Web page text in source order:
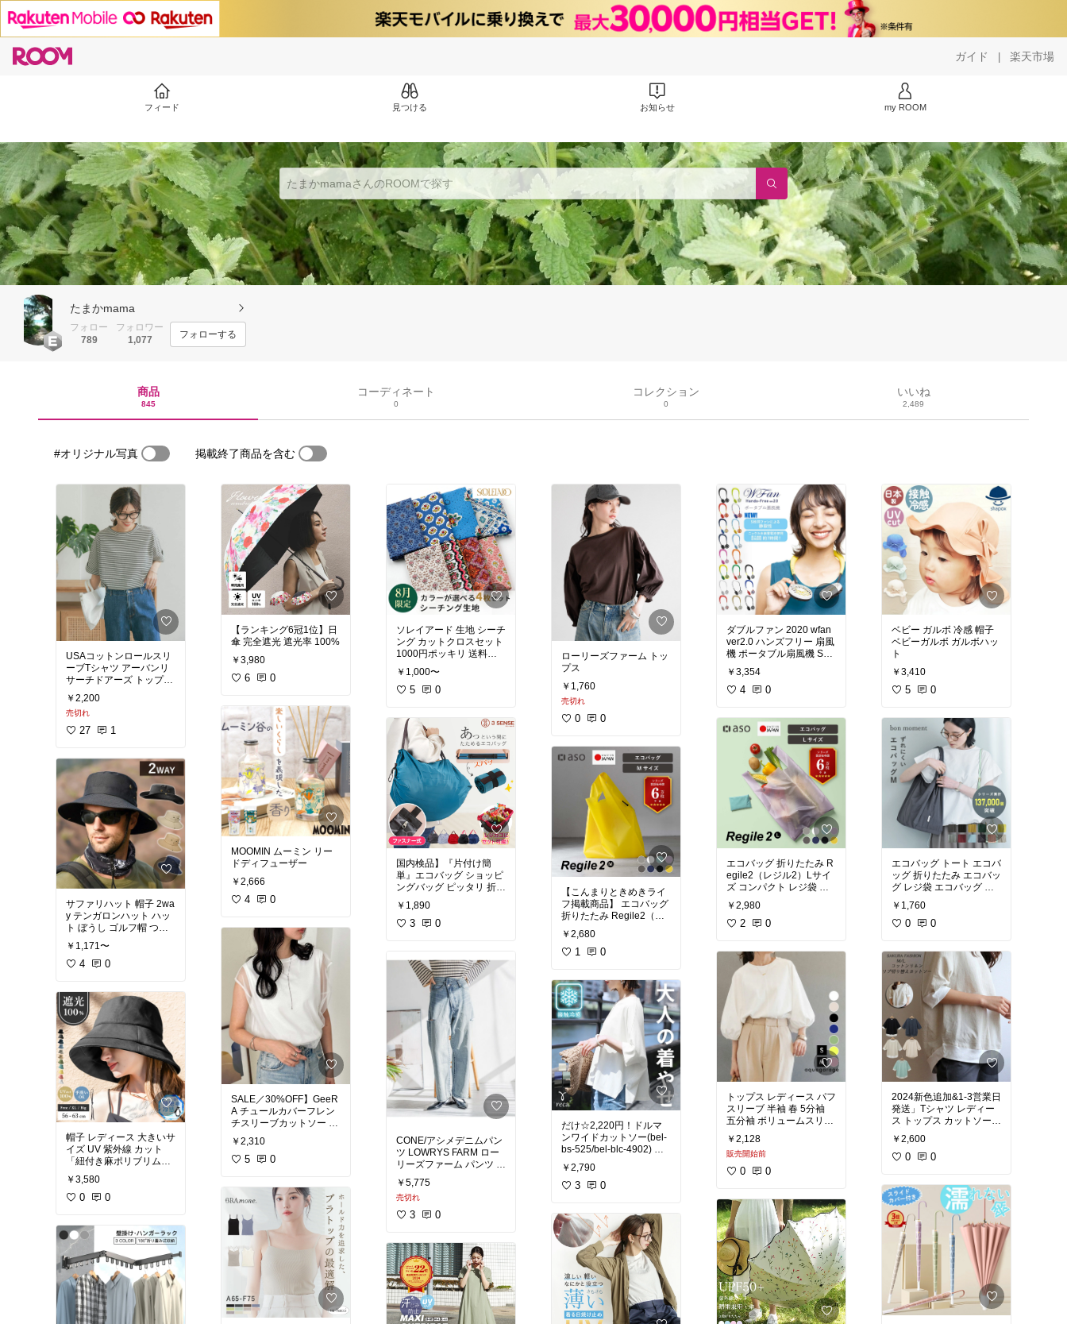
ガイド | 楽天市場
フィード 見つける お知らせ my ROOM
たまかmama
フォロー
789
フォロワー
1,077
フォローする
商品
845
コーディネート
0
コレクション
0
いいね
2,489
#オリジナル写真 掲載終了商品を含む
USAコットンロールスリ
ーブTシャツ アーバンリ
サーチドアーズ トップス
ワイト グリーン パープル
ブラック
￥2,200
売切れ
27 1
サファリハット 帽子 2wa
y テンガロンハット ハッ
ト ぼうし ゴルフ帽 つば
￥1,171〜
4 0
帽子 レディース 大きいサ
イズ UV 紫外線 カット
「紐付き麻ポリブリムハ
気 つば広 おすすめ オス
スメ 折りたたみ 日焼け
￥3,580
0 0
【ランキング6冠1位】日
傘 完全遮光 遮光率 100%
￥3,980
6 0
MOOMIN ムーミン リー
ドディフューザー
￥2,666
4 0
SALE／30%OFF】GeeR
A チュールカバーフレン
チスリーブカットソー ジ
ー・Tシャツ ホワイト グ
レー ブラック
￥2,310
5 0
ソレイアード 生地 シーチ
ング カットクロスセット
1000円ポッキリ 送料無
料 7月セレクト
￥1,000〜
5 0
国内検品】『片付け簡
単』エコバッグ ショッピ
ングバッグ ピッタリ 折り
たたみバッグ 片付け簡単
大容量 コンパクト バッグ
洗濯服用 大容量 50×38c
￥1,890
3 0
CONE/アシメデニムパン
ツ LOWRYS FARM ロー
リーズファーム パンツ ジ
ルー ホワイト ネイビー
￥5,775
売切れ
3 0
ローリーズファーム トッ
プス
￥1,760
売切れ
0 0
【こんまりときめきライ
フ掲載商品】 エコバッグ
折りたたみ Regile2（レ
クト レジ袋 丈夫 おしゃ
れ メンズ 薄い 畳める ミ
￥2,680
1 0
だけ☆2,220円！ドルマ
ンワイドカットソー(bel-
bs-525/bel-blc-4902) レ
シャツ 半袖 トップス 体
型カバー オーバーサイズ
￥2,790
3 0
ダブルファン 2020 wfan
ver2.0 ハンズフリー 扇風
機 ポータブル扇風機 SPI
CE of Life スパイス バー
ジョン2.0 ver.2.0 ハンデ
ィ 首かけ
￥3,354
4 0
エコバッグ 折りたたみ R
egile2（レジル2）Lサイ
ズ コンパクト レジ袋 軽
量 丈夫 メンズ 日本製 エ
コバック コンビニ プチ送
別会 退職祝い asoboze
￥2,980
2 0
トップス レディース パフ
スリーブ 半袖 春 5分袖
五分袖 ボリュームスリー
ブ バルーンスリーブ 二の
腕カバー ボリューム袖 ぽ
わん袖 ポワン袖 バルーン
袖
￥2,128
販売開始前
0 0
ベビー ガルボ 冷感 帽子
ベビーガルボ ガルボハッ
ト
￥3,410
5 0
エコバッグ トート エコバ
ッグ 折りたたみ エコバッ
グ レジ袋 エコバッグ マ
チ広 洗える シンプル／マ
チの大きなエコバッグ
￥1,760
0 0
2024新色追加&1-3営業日
発送」Tシャツ レディー
ス トップス カットソー
プルオーバー 七分袖
￥2,600
0 0